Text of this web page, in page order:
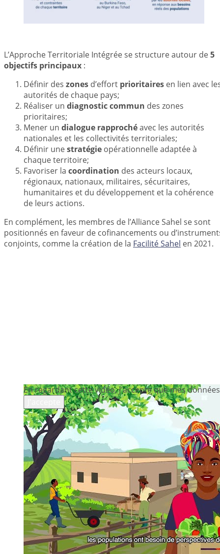
L’Approche Territoriale Intégrée se structure autour de5
objectifs principaux :
Définir des zones d’effort prioritaires en lien avec
autorités de chaque pays;
Réaliser un diagnostic commun des zones
prioritaires;
Mener un dialogue rapprochéavec les autorités
nationales et les collectivités territoriales;
Définir unestratégie opérationnelle adaptée à
chaque territoire;
Favoriser la coordination des acteurs locaux,
régionaux, nationaux, militaires, sécuritaires,
humanitaires et du développement et la cohérence
de leurs actions.
En complément, les membres de l’Alliance Sahel se sont
positionnés en faveur de cofinancements ou
conjoints, comme la création de la Facilité Sahel en 2021.
En regardant cette vidéo, j'accepte que mes